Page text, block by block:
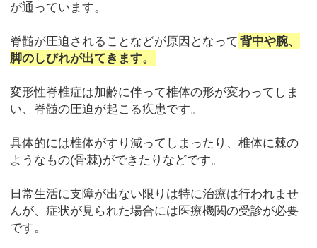
が通っています。
脊髄が圧迫されることなどが原因となって 背中や腕、
脚のしびれが出てきます。
変形性脊椎症は加齢に伴って椎体の形が変わってしま
い、脊髄の圧迫が起こる疾患です。
具体的には椎体がすり減ってしまったり、椎体に棘の
ようなもの(骨棘)ができたりなどです。
日常生活に支障が出ない限りは特に治療は行われませ
んが、症状が見られた場合には医療機関の受診が必要
です。